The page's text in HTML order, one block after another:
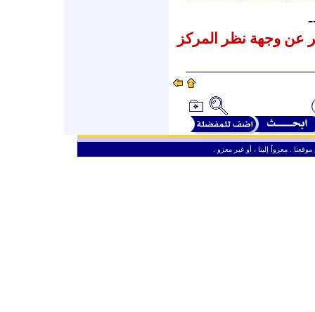
عن وجهة نظر المركز
. معزواً إلينا ، أو غير معزو .